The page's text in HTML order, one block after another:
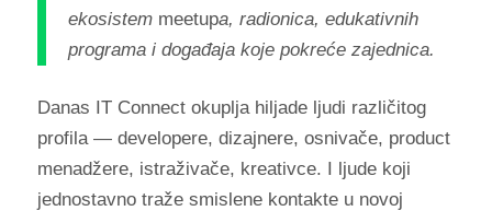
ekosistem meetupa, radionica, edukativnih
programa i događaja koje pokreće zajednica.
Danas IT Connect okuplja hiljade ljudi različitog
profila — developere, dizajnere, osnivače, product
menadžere, istraživače, kreativce. I ljude koji
jednostavno traže smislene kontakte u novoj